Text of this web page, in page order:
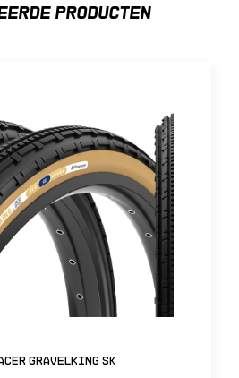
PRODUCTEN
Gravelking SK